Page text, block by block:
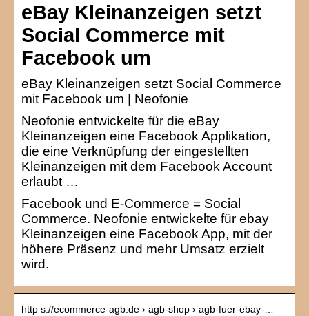
eBay Kleinanzeigen setzt
Social Commerce mit
Facebook um
eBay Kleinanzeigen setzt Social Commerce
mit Facebook um | Neofonie
Neofonie entwickelte für die eBay
Kleinanzeigen eine Facebook Applikation,
die eine Verknüpfung der eingestellten
Kleinanzeigen mit dem Facebook Account
erlaubt …
Facebook und E-Commerce = Social
Commerce. Neofonie entwickelte für ebay
Kleinanzeigen eine Facebook App, mit der
höhere Präsenz und mehr Umsatz erzielt
wird.
http s://ecommerce-agb.de › agb-shop › agb-fuer-ebay-…